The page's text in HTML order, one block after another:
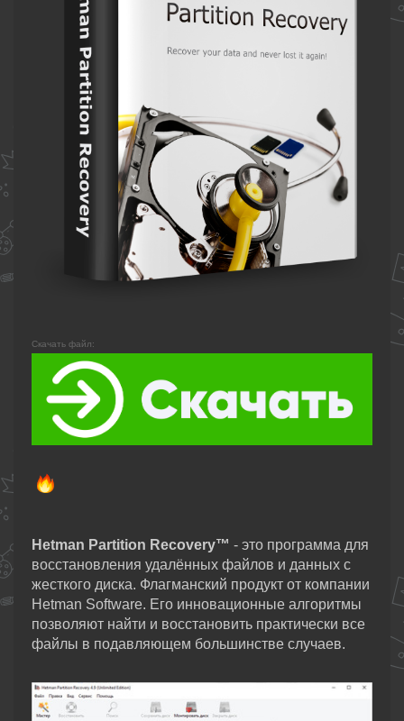
Скачать файл:
Hetman Partition Recovery™ - это программа для
восстановления удалённых файлов и данных с
жесткого диска. Флагманский продукт от компании
Hetman Software. Его инновационные алгоритмы
позволяют найти и восстановить практически все
файлы в подавляющем большинстве случаев.